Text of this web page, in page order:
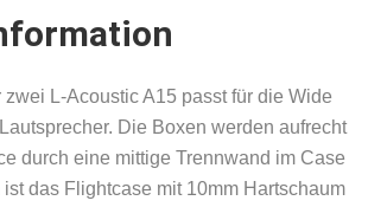
zwei L-Acoustic A15 passt für die Wide
Die Boxen werden aufrecht
durch eine mittige Trennwand im Case
das Flightcase mit 10mm Hartschaum